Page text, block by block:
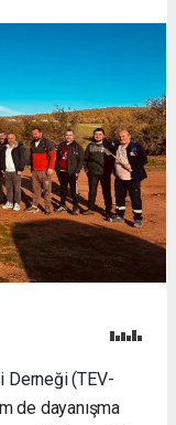
Derneği (TEV-
de dayanışma